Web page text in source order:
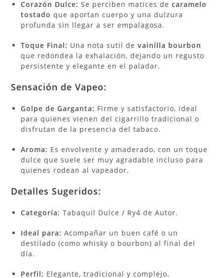
Corazón Dulce: Se perciben matices decaramelo
tostado que aportan cuerpo y una dulzura
profunda sin llegar a ser empalagosa.
Toque Final: Una nota sutil devainilla bourbon
que redondea la exhalación, dejando un regusto
persistente y elegante en el paladar.
Sensación de Vapeo:
Golpe de Garganta: Firme y satisfactorio, ideal
para quienes vienen del cigarrillo tradicional o
disfrutan de la presencia del tabaco.
Aroma: Es envolvente y amaderado, con un toque
dulce que suele ser muy agradable incluso para
quienes rodean al vapeador.
Detalles Sugeridos:
Categoría: Tabaquil Dulce / Ry4 de Autor.
Ideal para: Acompañar un buen café o un
destilado (como whisky o bourbon) al final del
día.
Perfil: Elegante, tradicional y complejo.